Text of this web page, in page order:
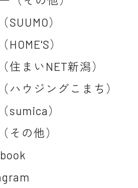
SUUMO）
HOME'S）
住まいNET新潟）
ハウジングこまち）
sumica）
その他）